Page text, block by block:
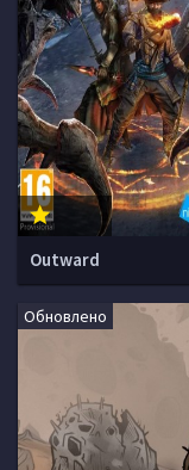
Outward
Обновлено